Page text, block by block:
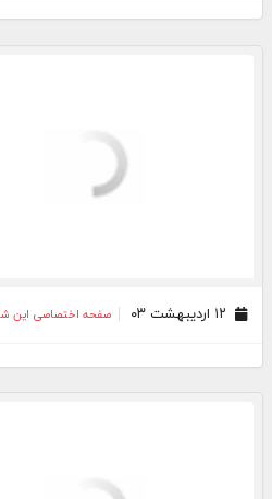
صفحه اختصاصی این